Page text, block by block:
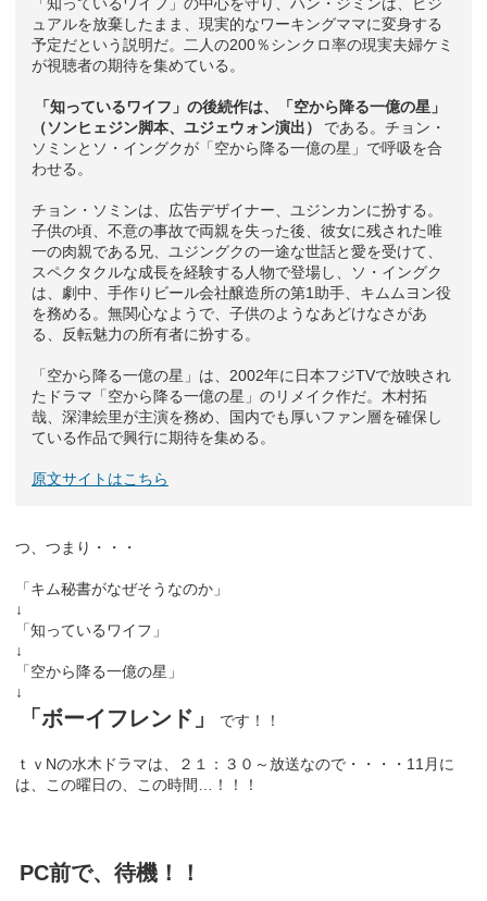
ュアルを放棄したまま、現実的なワーキングママに変身する
予定だという説明だ。二人の200％シンクロ率の現実夫婦ケミ
が視聴者の期待を集めている。
「知っているワイフ」の後続作は、「空から降る一億の星」
（ソンヒェジン脚本、ユジェウォン演出）
である。チョン・
ソミンとソ・イングクが「空から降る一億の星」で呼吸を合
わせる。
チョン・ソミンは、広告デザイナー、ユジンカンに扮する。
子供の頃、不意の事故で両親を失った後、彼女に残された唯
一の肉親である兄、ユジングクの一途な世話と愛を受けて、
スペクタクルな成長を経験する人物で登場し、ソ・イングク
は、劇中、手作りビール会社醸造所の第1助手、キムムヨン役
を務める。無関心なようで、子供のようなあどけなさがあ
る、反転魅力の所有者に扮する。
「空から降る一億の星」は、2002年に日本フジTVで放映され
たドラマ「空から降る一億の星」のリメイク作だ。木村拓
哉、深津絵里が主演を務め、国内でも厚いファン層を確保し
ている作品で興行に期待を集める。
原文サイトはこちら
つ、つまり・・・
「キム秘書がなぜそうなのか」
↓
「知っているワイフ」
↓
「空から降る一億の星」
↓
「ボーイフレンド」 です！！
ｔｖNの水木ドラマは、２１：３０～放送なので・・・・11月に
は、この曜日の、この時間…！！！
PC前で、待機！！